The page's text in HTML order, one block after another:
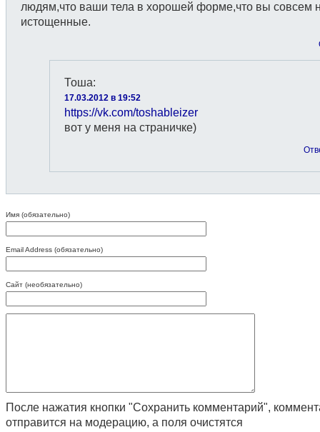
людям,что ваши тела в хорошей форме,что вы совсем
истощенные.
Тоша:
17.03.2012 в 19:52
https://vk.com/toshableizer
вот у меня на страничке)
Имя (обязательно)
Email Address (обязательно)
Сайт (необязательно)
После нажатия кнопки "Сохранить комментарий",
отправится на модерацию, а поля очистятся